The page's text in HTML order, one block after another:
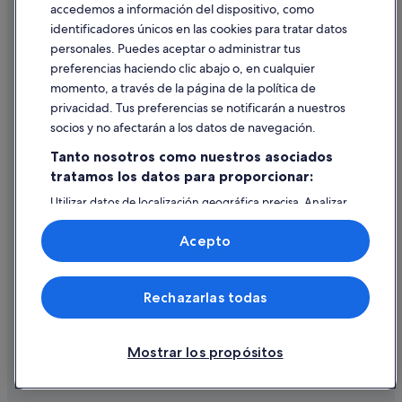
Ayuda
Cancelar un vuelo
Cancelar una reserva de hotel o de un alquiler vacacional
Utilizar un cupón de Expedia
Documentos para viajes internacionales
© 2026 Expedia, Inc., una empresa de Expedia Group. Todos los
derechos reservados. Expedia y el logotipo de Expedia son marcas
comerciales o marcas comerciales registradas de Expedia, Inc.
accedemos a información del dispositivo, como
identificadores únicos en las cookies para tratar datos
personales. Puedes aceptar o administrar tus
preferencias haciendo clic abajo o, en cualquier
momento, a través de la página de la política de
privacidad. Tus preferencias se notificarán a nuestros
socios y no afectarán a los datos de navegación.
Tanto nosotros como nuestros asociados
tratamos los datos para proporcionar:
Utilizar datos de localización geográfica precisa. Analizar
activamente las características del dispositivo para su
identificación. Almacenar la información en un dispositivo
y/o acceder a ella. Publicidad y contenido personalizados,
medición de publicidad y contenido, investigación de
audiencia y desarrollo de servicios.
Lista de asociados (proveedores)
Mostrar los propósitos
Rechazarlas todas
Acepto